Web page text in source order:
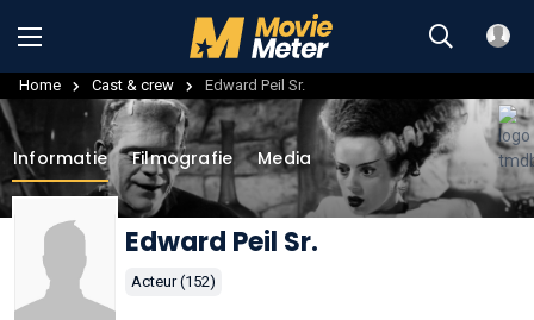
Home Cast & crew Edward Peil Sr.
Informatie Filmografie Media
Edward Peil Sr.
Acteur (152)